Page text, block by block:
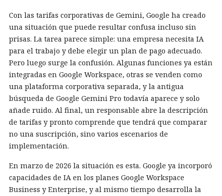
Con las tarifas corporativas de Gemini, Google ha creado
una situación que puede resultar confusa incluso sin
prisas. La tarea parece simple: una empresa necesita IA
para el trabajo y debe elegir un plan de pago adecuado.
Pero luego surge la confusión. Algunas funciones ya están
integradas en Google Workspace, otras se venden como
una plataforma corporativa separada, y la antigua
búsqueda de Google Gemini Pro todavía aparece y solo
añade ruido. Al final, un responsable abre la descripción
de tarifas y pronto comprende que tendrá que comparar
no una suscripción, sino varios escenarios de
implementación.
En marzo de 2026 la situación es esta. Google ya incorporó
capacidades de IA en los planes Google Workspace
Business y Enterprise, y al mismo tiempo desarrolla la